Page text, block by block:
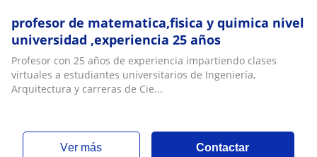
profesor de matematica,fisica y quimica nivel
universidad ,experiencia 25 años
Profesor con 25 años de experiencia impartiendo clases
virtuales a estudiantes universitarios de Ingeniería,
Arquitectura y carreras de Cie...
ver más Contactar